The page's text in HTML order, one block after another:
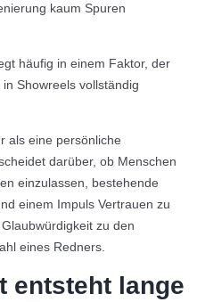
kaum Spuren
häufig in einem Faktor, der
Showreels vollständig
als eine persönliche
darüber, ob Menschen
einzulassen, bestehende
einem Impuls Vertrauen zu
zu den
eines Redners.
entsteht lange